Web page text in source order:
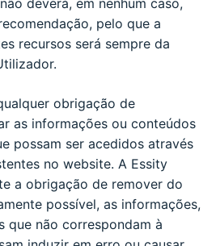
pelo que a
recursos será sempre da
obrigação de
as informações ou conteúdos
possam ser acedidos através
no website. A Essity
a obrigação de remover do
possível, as informações,
que não correspondam à